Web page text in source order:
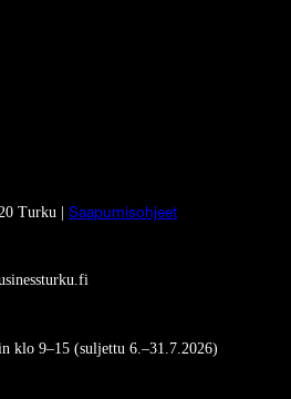
Turku | Saapumisohjeet
klo 9–15 (suljettu 6.–31.7.2026)